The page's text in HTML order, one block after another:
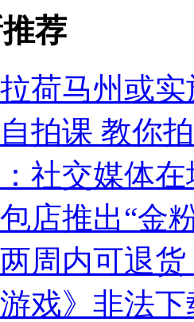
荐
荷马州或
拍课 教你
社交媒体
店推出“金
周内可退
游戏》非法